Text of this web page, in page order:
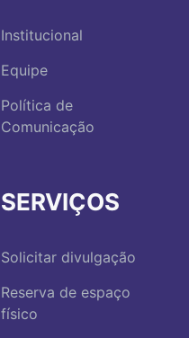
Institucional
Equipe
Política de
Comunicação
SERVIÇOS
Solicitar divulgação
Reserva de espaço
físico